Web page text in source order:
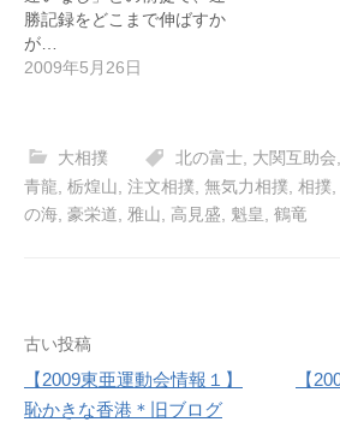
勝記録をどこまで伸ばすか
が…
2009年5月26日
大相撲 北の富士 大関互助会
青龍, 栃煌山, 注文相撲, 無気力相撲, 相撲,
の海, 豪栄道, 雅山, 高見盛, 魁皇, 鶴竜
投
稿
古い投稿
【2009東亜運動会情報１】
恥かきな香港＊旧ブログ
【